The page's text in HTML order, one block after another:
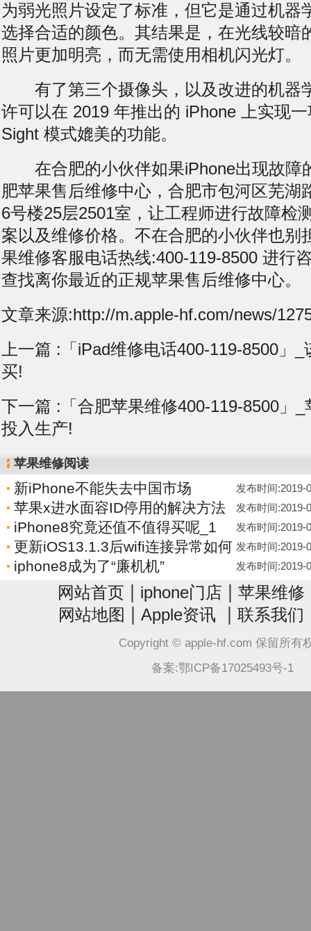
为弱光照片设定了标准，但它是通过机器
选择合适的颜色。其结果是，在光线较暗
照片更加明亮，而无需使用相机闪光灯。
有了第三个摄像头，以及改进的机器
许可以在 2019 年推出的 iPhone 上实现
Sight 模式媲美的功能。
在合肥的小伙伴如果iPhone出现故障
肥苹果售后维修中心，合肥市包河区芜湖
6号楼25层2501室，让工程师进行故障检
案以及维修价格。不在合肥的小伙伴也别
果维修客服电话热线:400-119-8500 进行
查找离你最近的正规苹果售后维修中心。
文章来源:http://m.apple-hf.com/news/
上一篇 : 「iPad维修电话400-119-8500」
买!
下一篇 : 「合肥苹果维修400-119-8500」
投入生产!
苹果维修阅读
新iPhone不能失去中国市场 发布时间:2019-
苹果x进水面容ID停用的解决方法 发布时间:2019-
iPhone8究竟还值不值得买呢_1 发布时间:2019-
更新iOS13.1.3后wifi连接异常如何 发布时间:2019-
iphone8成为了“廉机机” 发布时间:2019-
网站首页 iphone门店 苹果维修
网站地图 Apple资讯 联系我们
Copyright © apple-hf.com 保留所有
备案:鄂ICP备17025493号-1